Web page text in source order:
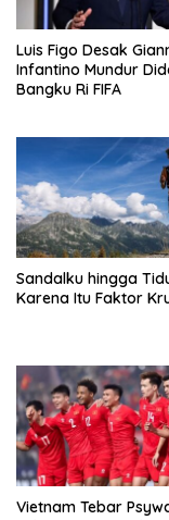
Luis Figo Desak
Infantino Mundur
Bangku Ri FIFA
Sandalku hingga
Karena Itu Faktor
Vietnam Tebar